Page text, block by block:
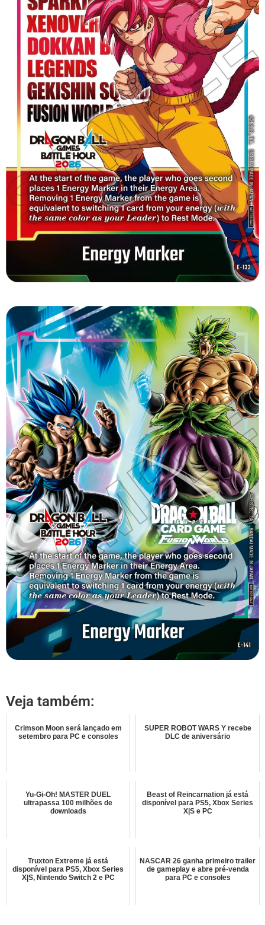
Veja também:
Crimson Moon será lançado em
setembro para PC e consoles
SUPER ROBOT WARS Y recebe
DLC de aniversário
Yu-Gi-Oh! MASTER DUEL
ultrapassa 100 milhões de
downloads
Beast of Reincarnation já está
disponível para PS5, Xbox Series
X|S e PC
Truxton Extreme já está
disponível para PS5, Xbox Series
X|S, Nintendo Switch 2 e PC
NASCAR 26 ganha primeiro trailer
de gameplay e abre pré-venda
para PC e consoles